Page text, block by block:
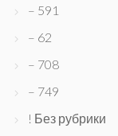
– 591
– 62
– 708
– 749
! Без рубрики